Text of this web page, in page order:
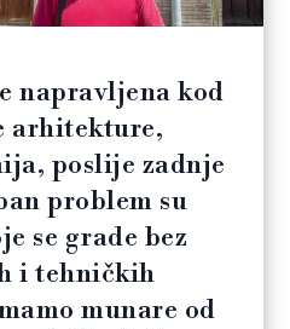
napravljena kod
arhitekture,
poslije zadnje
problem su
se grade bez
i tehničkih
munare od